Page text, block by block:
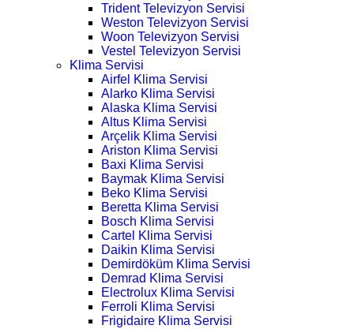
Trident Televizyon Servisi
Weston Televizyon Servisi
Woon Televizyon Servisi
Vestel Televizyon Servisi
Klima Servisi
Airfel Klima Servisi
Alarko Klima Servisi
Alaska Klima Servisi
Altus Klima Servisi
Arçelik Klima Servisi
Ariston Klima Servisi
Baxi Klima Servisi
Baymak Klima Servisi
Beko Klima Servisi
Beretta Klima Servisi
Bosch Klima Servisi
Cartel Klima Servisi
Daikin Klima Servisi
Demirdöküm Klima Servisi
Demrad Klima Servisi
Electrolux Klima Servisi
Ferroli Klima Servisi
Frigidaire Klima Servisi